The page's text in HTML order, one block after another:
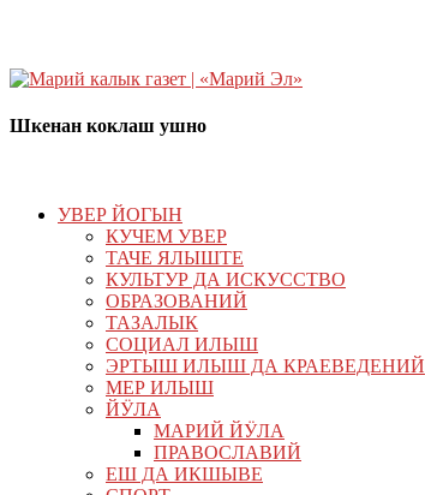
Шкенан коклаш ушно
УВЕР ЙОГЫН
КУЧЕМ УВЕР
ТАЧЕ ЯЛЫШТЕ
КУЛЬТУР ДА ИСКУССТВО
ОБРАЗОВАНИЙ
ТАЗАЛЫК
СОЦИАЛ ИЛЫШ
ЭРТЫШ ИЛЫШ ДА КРАЕВЕДЕНИЙ
МЕР ИЛЫШ
ЙӰЛА
МАРИЙ ЙӰЛА
ПРАВОСЛАВИЙ
ЕШ ДА ИКШЫВЕ